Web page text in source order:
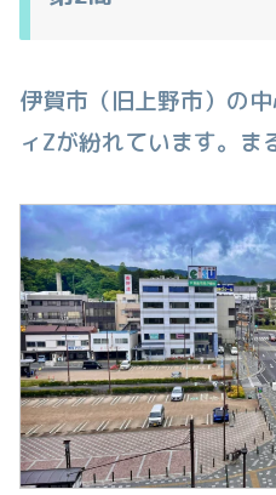
伊賀市（旧上野市）の
ィZが紛れています。ま